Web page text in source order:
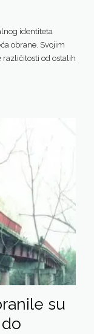
identiteta
obrane. Svojim
od ostalih
su